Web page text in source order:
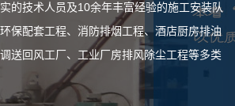
的技术人员及10余年丰富经验的施工安装队
保配套工程、消防排烟工程、酒店厨房排油
送回风工厂、工业厂房排风除尘工程等多类